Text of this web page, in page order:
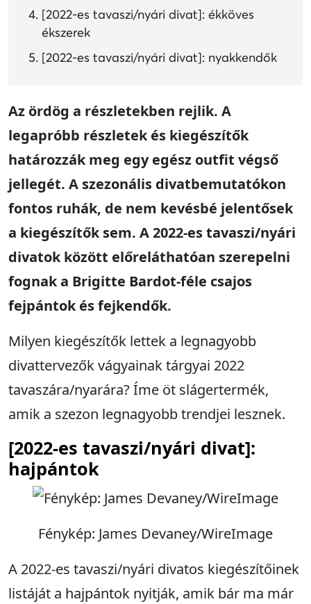
[2022-es tavaszi/nyári divat]: ékköves
ékszerek
[2022-es tavaszi/nyári divat]: nyakkendők
Az ördög a részletekben rejlik. A
legapróbb részletek és kiegészítők
határozzák meg egy egész outfit végső
jellegét. A szezonális divatbemutatókon
fontos ruhák, de nem kevésbé jelentősek
a kiegészítők sem. A 2022-es tavaszi/nyári
divatok között előreláthatóan szerepelni
fognak a Brigitte Bardot-féle csajos
fejpántok és fejkendők.
Milyen kiegészítők lettek a legnagyobb
divattervezők vágyainak tárgyai 2022
tavaszára/nyarára? Íme öt slágertermék,
amik a szezon legnagyobb trendjei lesznek.
[2022-es tavaszi/nyári divat]:
hajpántok
Fénykép: James Devaney/WireImage
A 2022-es tavaszi/nyári divatos kiegészítőinek
listáját a hajpántok nyitják, amik bár ma már